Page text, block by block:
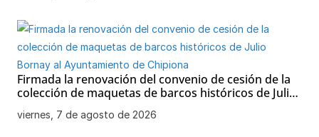
Firmada la renovación del convenio de cesión de la
colección de maquetas de barcos históricos de Julio
Bornay al Ayuntamiento de Chipiona
viernes, 7 de agosto de 2026